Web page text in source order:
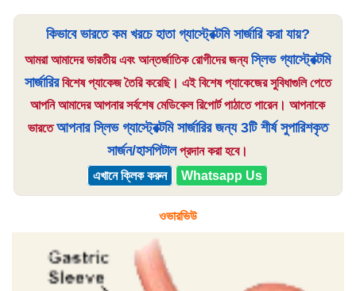
কিভাবে ভারতে কম খরচে হাতা গ্যাস্ট্রেক্টমি সার্জারি করা যায়?
আমরা আমাদের ভারতীয় এবং আন্তর্জাতিক রোগীদের জন্যস্লিভ গ্যাস্ট্রেক্টমি
সার্জারিরবিশেষ প্যাকেজ তৈরি করেছি। এই বিশেষ প্যাকেজের সুবিধাগুলি পেতে
আপনি আমাদের আপনার সর্বশেষ মেডিকেল রিপোর্ট পাঠাতে পারেন। আপনাকে
ভারতেআপনার স্লিভ গ্যাস্ট্রেক্টমি সার্জারির জন্য 3টি শীর্ষ সুপারিশকৃত
সার্জন/হাসপিটালপ্রদান করা হবে।
এখানে ক্লিক করুন
Whatsapp Us
ওভারভিউ